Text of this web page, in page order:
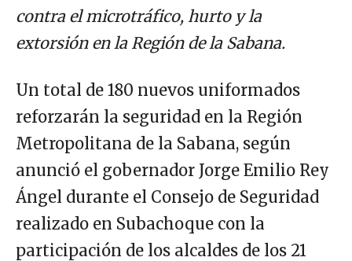
contra el microtráfico, hurto y la
extorsión en la Región de la Sabana.
Un total de 180 nuevos uniformados
reforzarán la seguridad en la Región
Metropolitana de la Sabana, según
anunció el gobernador Jorge Emilio Rey
Ángel durante el Consejo de Seguridad
realizado en Subachoque con la
participación de los alcaldes de los 21